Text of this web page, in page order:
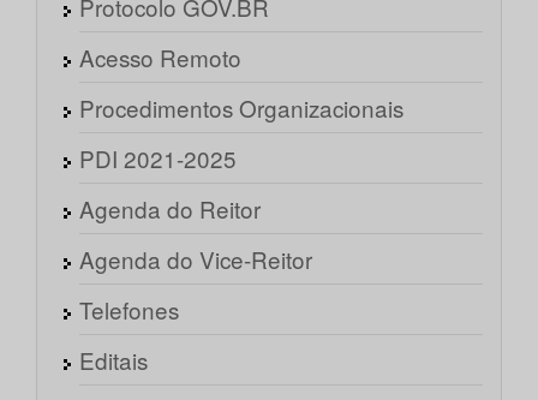
Protocolo GOV.BR
Acesso Remoto
Procedimentos Organizacionais
PDI 2021-2025
Agenda do Reitor
Agenda do Vice-Reitor
Telefones
Editais